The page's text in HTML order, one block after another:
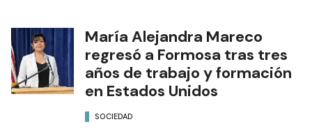
María Alejandra Mareco
regresó a Formosa tras tres
años de trabajo y formación
en Estados Unidos
SOCIEDAD